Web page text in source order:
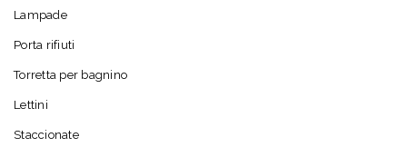
Lampade
Porta rifiuti
Torretta per bagnino
Lettini
Staccionate